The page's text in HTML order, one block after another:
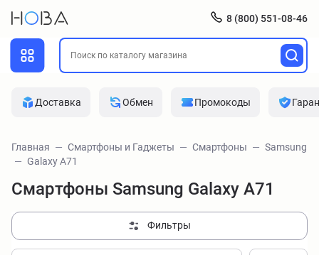
8 (800) 551-08-46
Доставка Обмен Промокоды
Главная Смартфоны и Гаджеты Смартфоны
Samsung
Galaxy A71
Смартфоны Samsung Galaxy A71
Фильтры